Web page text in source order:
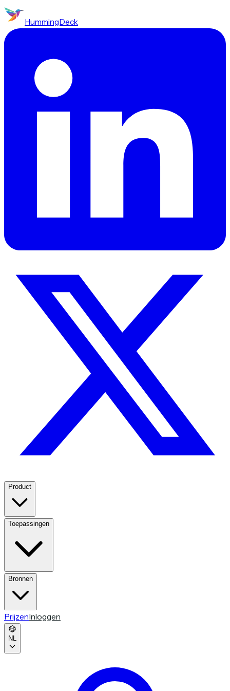
HummingDeck
Product
Toepassingen
Bronnen
PrijzenInloggen
NL